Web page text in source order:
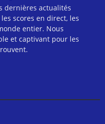
dernières actualités
scores en direct, les
entier. Nous
et captivant pour les